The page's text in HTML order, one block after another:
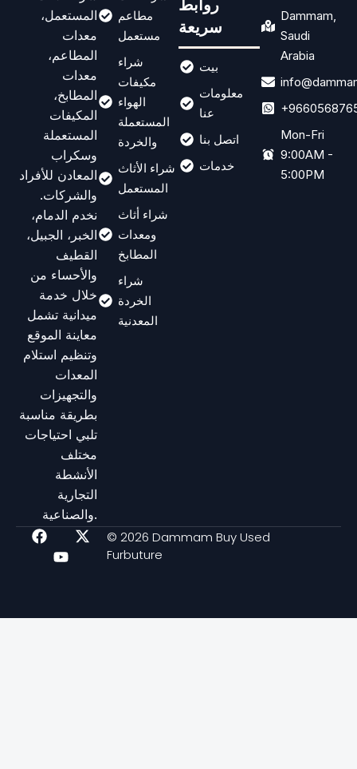
المستعمل،
معدات
المطاعم،
معدات
المطابخ،
المكيفات
المستعملة
وسكراب
المعادن للأفراد
والشركات.
نخدم الدمام،
الخبر، الجبيل،
القطيف
والأحساء من
خلال خدمة
ميدانية تشمل
معاينة الموقع
وتنظيم استلام
المعدات
والتجهيزات
بطريقة مناسبة
تلبي احتياجات
مختلف
الأنشطة
التجارية
والصناعية.
روابط
سريعة
بيت
معلومات
عنا
اتصل بنا
خدمات
مطاعم
مستعمل
شراء
مكيفات
الهواء
المستعملة
والخردة
شراء الأثاث
المستعمل
شراء أثاث
ومعدات
المطابخ
شراء
الخردة
المعدنية
Dammam,
Saudi
Arabia
Mon-Fri
9:00AM -
5:00PM
© 2026 Dammam Buy Used
Furbuture
F
X
o
u